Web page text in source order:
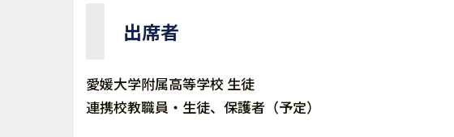
出席者
愛媛大学附属高等学校 生徒
連携校教職員・生徒、保護者（予定）